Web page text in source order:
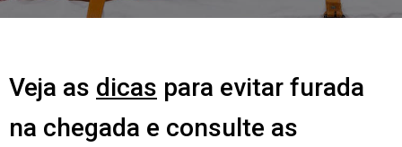
Veja as dicas para evitar furada
na chegada e consulte as